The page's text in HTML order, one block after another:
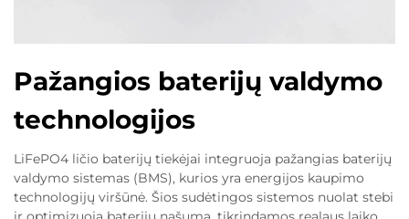
Pažangios baterijų valdymo
technologijos
LiFePO4 ličio baterijų tiekėjai integruoja pažangias baterijų
valdymo sistemas (BMS), kurios yra energijos kaupimo
technologijų viršūnė. Šios sudėtingos sistemos nuolat stebi